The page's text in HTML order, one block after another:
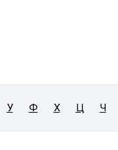
У Ф Х Ц Ч